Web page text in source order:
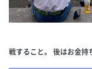
戦すること。 後はお金持